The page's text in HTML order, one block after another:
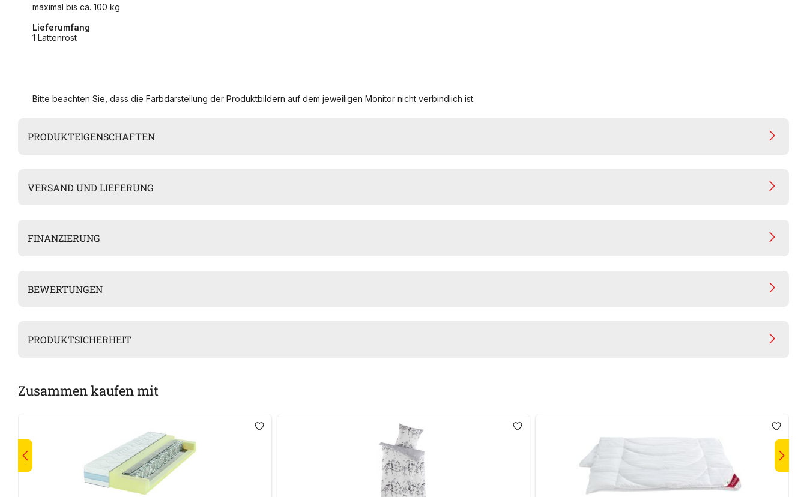
maximal bis ca. 100 kg
Lieferumfang
1 Lattenrost
Bitte beachten Sie, dass die Farbdarstellung der Produktbildern auf dem jeweiligen Monitor nicht verbindlich ist.
PRODUKTEIGENSCHAFTEN
VERSAND UND LIEFERUNG
FINANZIERUNG
BEWERTUNGEN
PRODUKTSICHERHEIT
Zusammen kaufen mit